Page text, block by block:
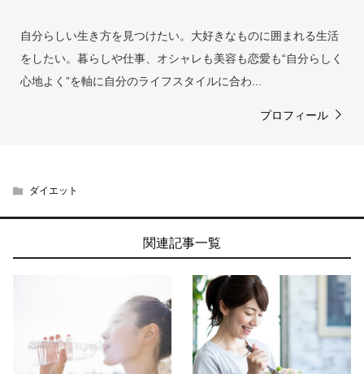
自分らしい生き方を見つけたい。大好きなものに囲まれる生活
をしたい。暮らしや仕事、オシャレも美容も恋愛も“自分らしく
心地よく”を軸に自分のライフスタイルに合わ...
プロフィール
ダイエット
関連記事一覧